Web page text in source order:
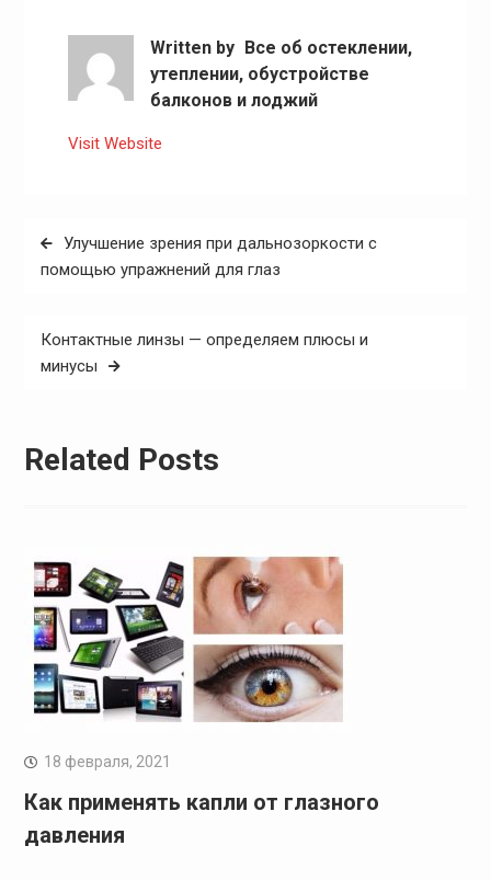
Written by Все об остеклении,
утеплении, обустройстве
балконов и лоджий
Visit Website
Навигация
по
Улучшение зрения при дальнозоркости с
помощью упражнений для глаз
Контактные линзы — определяем плюсы и
минусы
Related Posts
18 февраля, 2021
Как применять капли от глазного
давления